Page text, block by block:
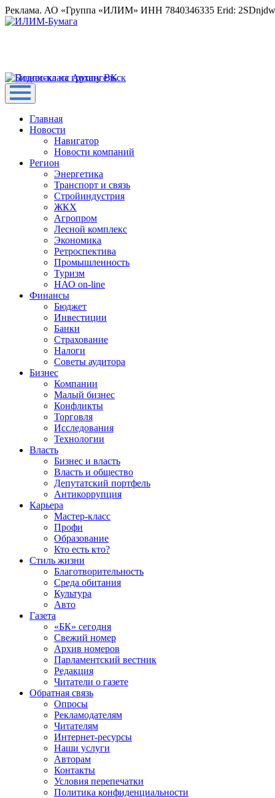
Реклама. АО «Группа «ИЛИМ» ИНН 7840346335 Erid:
Главная
Новости
Навигатор
Новости компаний
Регион
Энергетика
Транспорт и связь
Стройиндустрия
ЖКХ
Агропром
Лесной комплекс
Экономика
Ретроспектива
Промышленность
Туризм
НАО on-line
Финансы
Бюджет
Инвестиции
Банки
Страхование
Налоги
Советы аудитора
Бизнес
Компании
Малый бизнес
Конфликты
Торговля
Исследования
Технологии
Власть
Бизнес и власть
Власть и общество
Депутатский портфель
Антикоррупция
Карьера
Мастер-класс
Профи
Образование
Кто есть кто?
Стиль жизни
Благотворительность
Среда обитания
Культура
Авто
Газета
«БК» сегодня
Свежий номер
Архив номеров
Парламентский вестник
Редакция
Читатели о газете
Обратная связь
Опросы
Рекламодателям
Читателям
Интернет-ресурсы
Наши услуги
Авторам
Контакты
Условия перепечатки
Политика конфиденциальности